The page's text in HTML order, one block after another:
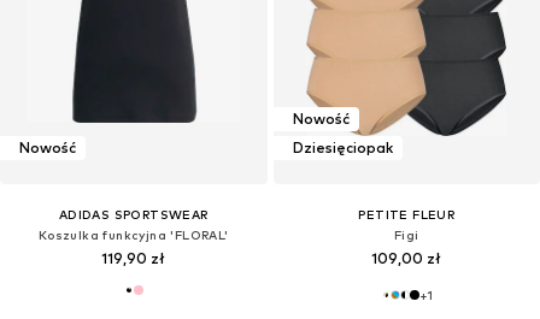
Nowość
ADIDAS SPORTSWEAR
Koszulka funkcyjna 'FLORAL'
119,90 zł
Nowość
Dziesięciopak
PETITE FLEUR
Figi
109,00 zł
+1